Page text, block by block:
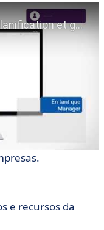
e recursos da